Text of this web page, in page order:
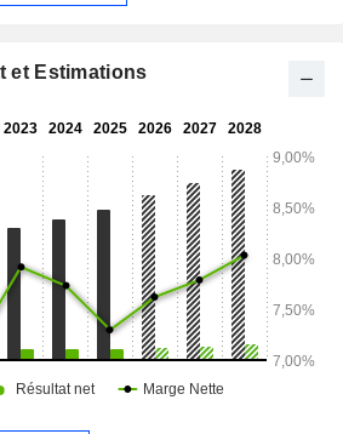
et Estimations